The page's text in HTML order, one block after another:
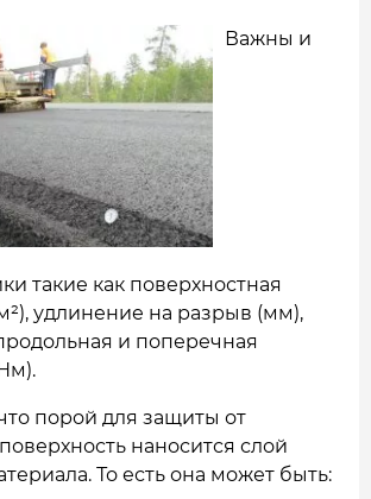
Важны и
такие как поверхностная
удлинение на разрыв (мм),
и поперечная
порой для защиты от
наносится слой
То есть она может быть: